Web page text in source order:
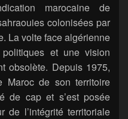
marocaine de
colonisées par
La volte face algérienne
et une vision
obsolète. Depuis 1975,
Maroc de son territoire
de cap et s’est posée
de l’intégrité territoriale